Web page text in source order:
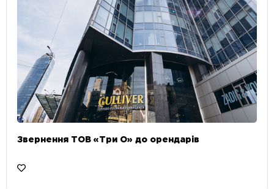
Звернення ТОВ «Три О» до орендарів